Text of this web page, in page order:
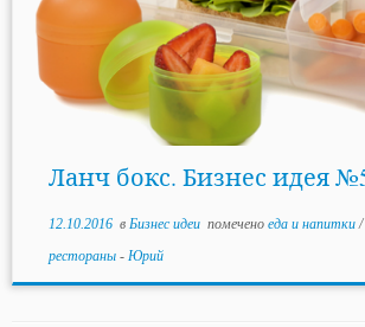
Ланч бокс. Бизнес идея
12.10.2016в Бизнес идеи помечено еда и напитки/
рестораны - Юрий